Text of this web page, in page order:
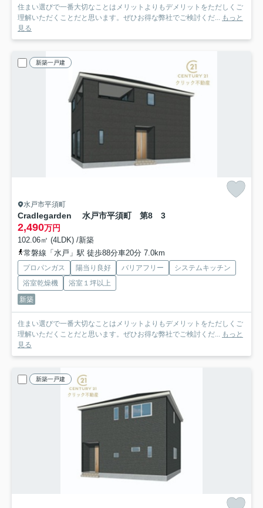
住まい選びで一番大切なことはメリットよりもデメリットをただしくご
理解いただくことだと思います。ぜひお得な弊社でご検討くだ...
もっと
見る
新築一戸建
水戸市平須町
Cradlegarden 水戸市平須町 第8 3
2,490万円
102.06㎡ (4LDK) /新築
常磐線「水戸」駅 徒歩88分車20分 7.0km
プロパンガス 陽当り良好 バリアフリー
システムキッチン
浴室乾燥機
浴室１坪以上
新築
住まい選びで一番大切なことはメリットよりもデメリットをただしくご
理解いただくことだと思います。ぜひお得な弊社でご検討くだ...
もっと
見る
新築一戸建